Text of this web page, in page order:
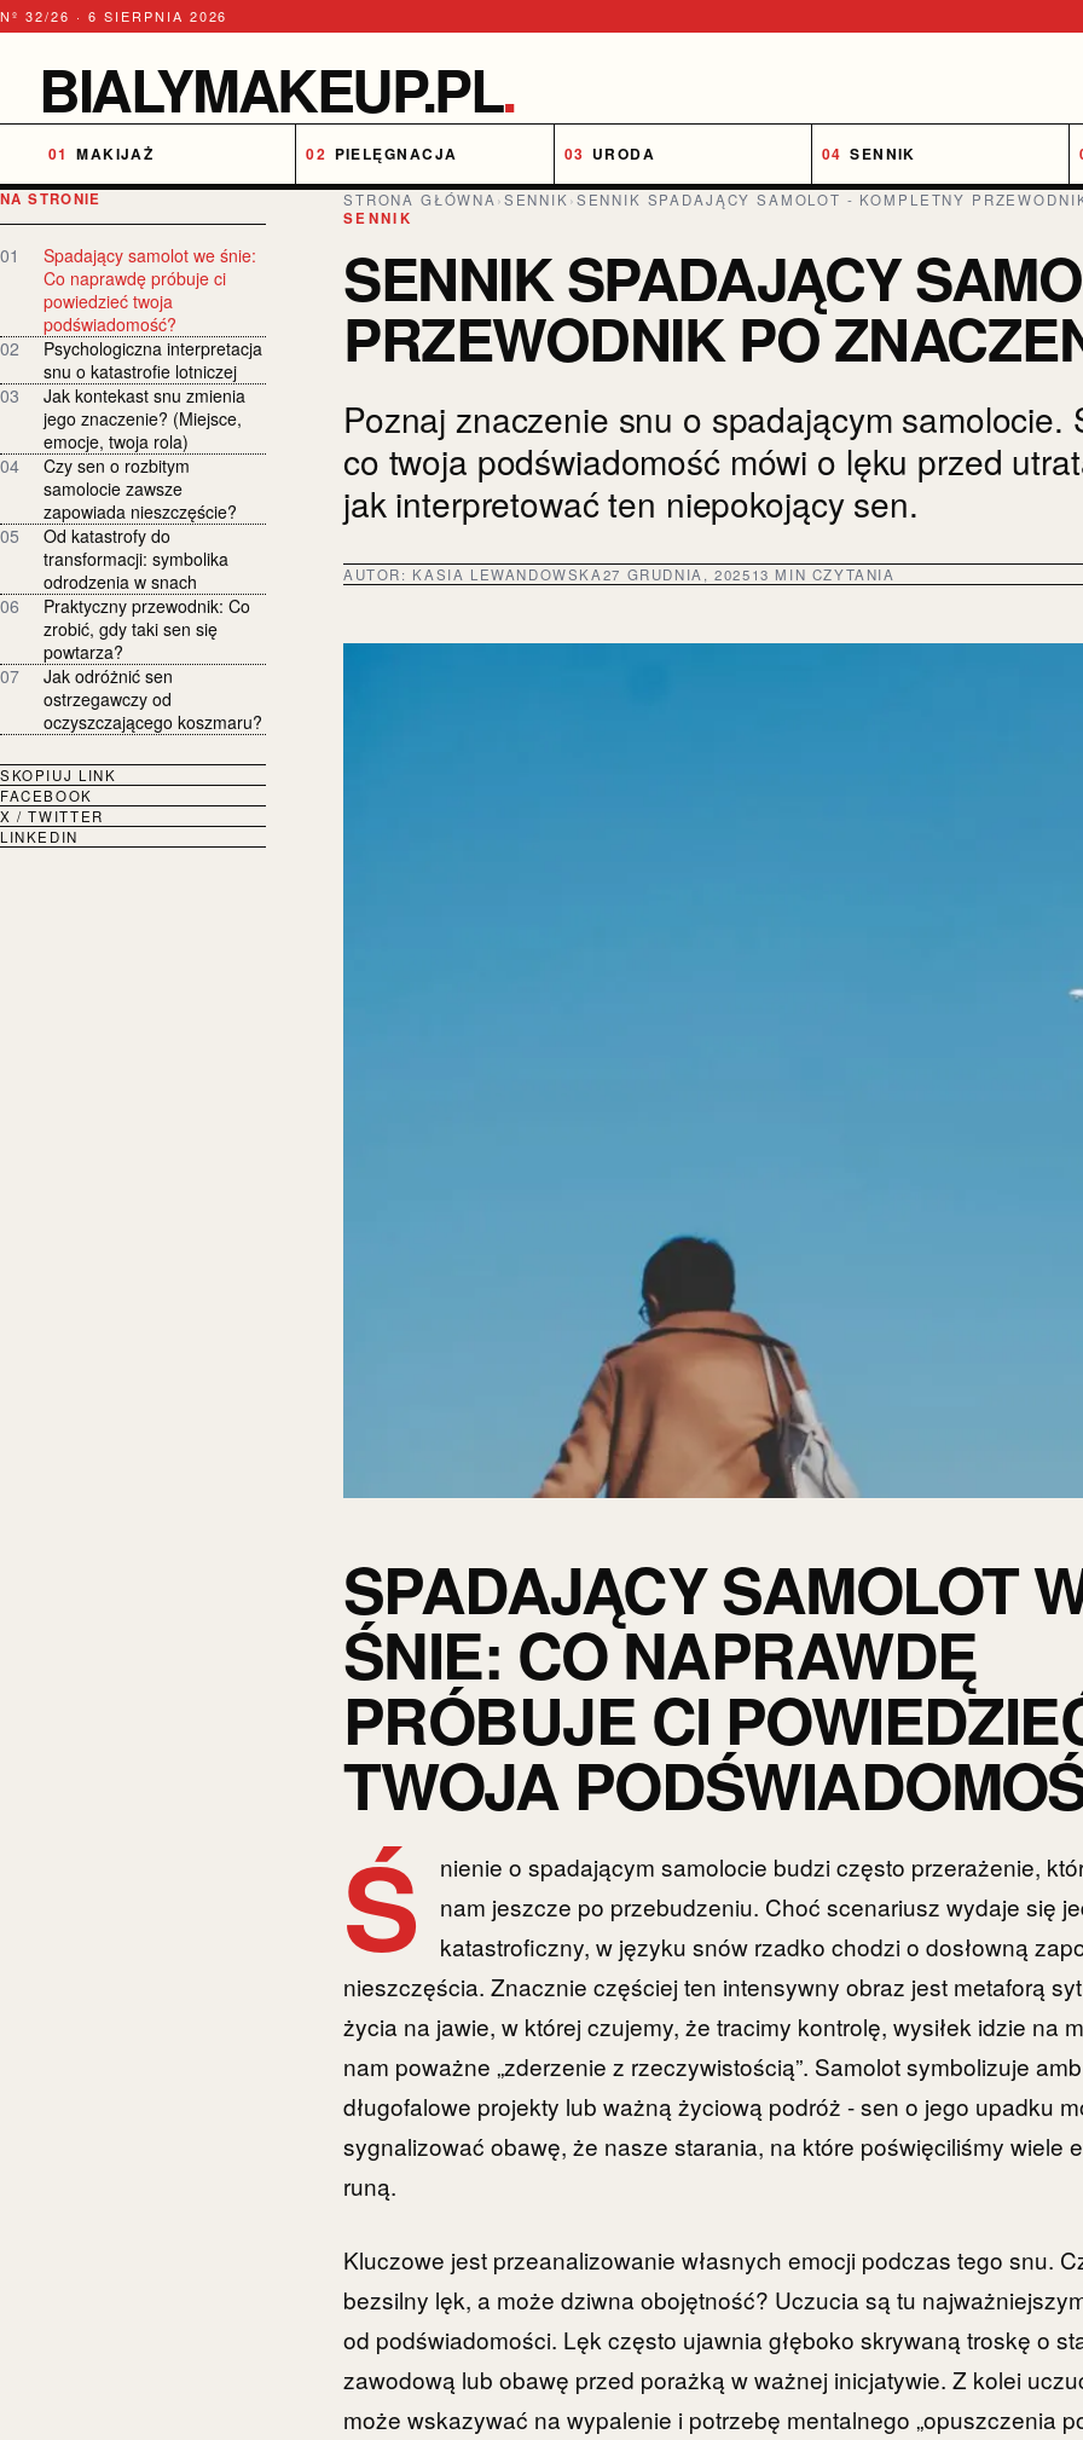
Nº 32/26 · 6 SIERPNIA 2026
BIALYMAKEUP.PL.
MAKIJAŻ PIELĘGNACJA URODA SENNIK
NA STRONIE
01
Spadający samolot we śnie:
Co naprawdę próbuje ci
powiedzieć twoja
podświadomość?
02
Psychologiczna interpretacja
snu o katastrofie lotniczej
03
Jak kontekast snu zmienia
jego znaczenie? (Miejsce,
emocje, twoja rola)
04
Czy sen o rozbitym
samolocie zawsze
zapowiada nieszczęście?
05
Od katastrofy do
transformacji: symbolika
odrodzenia w snach
06
Praktyczny przewodnik: Co
zrobić, gdy taki sen się
powtarza?
07
Jak odróżnić sen
ostrzegawczy od
oczyszczającego koszmaru?
SKOPIUJ LINK
FACEBOOK
X / TWITTER
LINKEDIN
STRONA GŁÓWNA ›SENNIK ›SENNIK SPADAJĄCY SAMOLOT - KOMPLETNY
SENNIK
SENNIK SPADAJĄCY
PRZEWODNIK PO
Poznaj znaczenie snu o spadającym samolocie.
co twoja podświadomość mówi o lęku przed
jak interpretować ten niepokojący sen.
AUTOR: KASIA LEWANDOWSKA27 GRUDNIA, 202513 MIN CZYTANIA
SPADAJĄCY SAMOLOT
ŚNIE: CO NAPRAWDĘ
PRÓBUJE CI
TWOJA
Ś
nienie o spadającym samolocie budzi często przerażenie,
nam jeszcze po przebudzeniu. Choć scenariusz wydaje się
katastroficzny, w języku snów rzadko chodzi o dosłowną
nieszczęścia. Znacznie częściej ten intensywny obraz jest metaforą
życia na jawie, w której czujemy, że tracimy kontrolę, wysiłek idzie na
nam poważne „zderzenie z rzeczywistością”. Samolot symbolizuje
długofalowe projekty lub ważną życiową podróż - sen o jego upadku
sygnalizować obawę, że nasze starania, na które poświęciliśmy wiele
runą.
Kluczowe jest przeanalizowanie własnych emocji podczas tego snu.
bezsilny lęk, a może dziwna obojętność? Uczucia są tu
od podświadomości. Lęk często ujawnia głęboko skrywaną troskę o
zawodową lub obawę przed porażką w ważnej inicjatywie. Z kolei
może wskazywać na wypalenie i potrzebę mentalnego „opuszczenia